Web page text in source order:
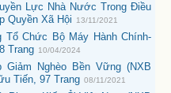
Lực Nhà Nước Trong Điều
Quyền Xã Hội
13/11/2021
Tổ Chức Bộ Máy Hành Chính-
Trang 10/04/2024
Nghèo Bền Vững (NXB
Tiến, 97 Trang 08/11/2021